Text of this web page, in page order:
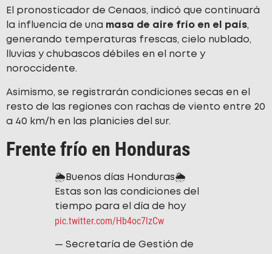
El pronosticador de Cenaos, indicó que continuará
la influencia de una masa de aire frío en el país,
generando temperaturas frescas, cielo nublado,
lluvias y chubascos débiles en el norte y
noroccidente.
Asimismo, se registrarán condiciones secas en el
resto de las regiones con rachas de viento entre 20
a 40 km/h en las planicies del sur.
Frente frío en Honduras
🌦️Buenos días Honduras🌦️
Estas son las condiciones del
tiempo para el día de hoy
pic.twitter.com/Hb4oc7lzCw
— Secretaría de Gestión de